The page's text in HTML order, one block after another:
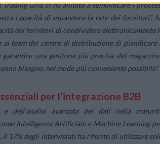
Grid ci ha aiutato a semplificare i
capacità di espandere la rete dei fornitori”,
dei fornitori di condividere elettronicamente
ai team del centro di distribuzione di pianificare
una gestione più precisa del
bisogno, nel modo più conveniente possibile”.
per l’integrazione B2B
dell’analisi avanzata dei dati nella
Intelligenza Artificiale e Machine Learning
17% degli intervistati ha riferito di utilizzare